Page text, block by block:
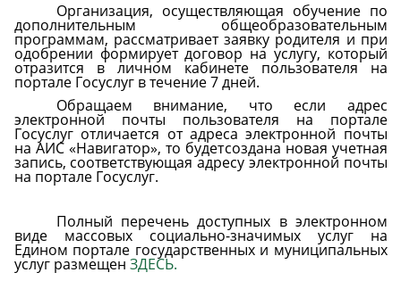
Организация, осуществляющая обучение по
дополнительным общеобразовательным
программам, рассматривает заявку родителя и при
одобрении формирует договор на услугу, который
отразится в личном кабинете пользователя на
портале Госуслуг втечение7 дней.
Обращаем
внимание, что если адрес
электронной почты пользователя на портале
Госуслуг отличается от адреса электронной почты
на АИС «Навигатор», то будетсоздана новая учетная
запись, соответствующая адресу электронной почты
на портале Госуслуг.
Полный перечень доступных в электронном
виде массовых социально-значимых услуг на
Едином портале государственных и муниципальных
услуг размещен ЗДЕСЬ.